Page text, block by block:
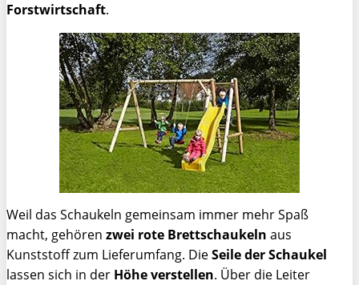
Forstwirtschaft.
Weil das Schaukeln gemeinsam immer mehr Spaß
macht, gehören zwei rote Brettschaukeln aus
Kunststoff zum Lieferumfang. DieSeile der Schaukel
lassen sich in der Höhe verstellen. Über die Leiter